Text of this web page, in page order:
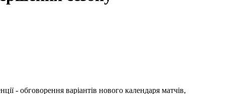
- обговорення варіантів нового календаря матчів,